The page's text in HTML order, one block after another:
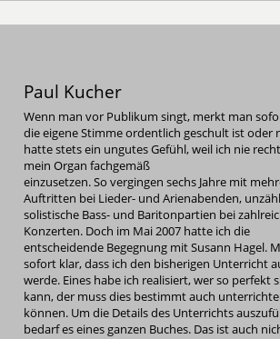
Paul Kucher
Wenn man vor Publikum singt, merkt man
die eigene Stimme ordentlich geschult ist oder
hatte stets ein ungutes Gefühl, weil ich nie
mein Organ fachgemäß
einzusetzen. So vergingen sechs Jahre mit
Auftritten bei Lieder- und Arienabenden,
solistische Bass- und Baritonpartien bei
Konzerten. Doch im Mai 2007 hatte ich die
entscheidende Begegnung mit Susann Hagel.
sofort klar, dass ich den bisherigen Unterricht
werde. Eines habe ich realisiert, wer so perfekt
kann, der muss dies bestimmt auch
können. Um die Details des Unterrichts
bedarf es eines ganzen Buches. Das ist auch